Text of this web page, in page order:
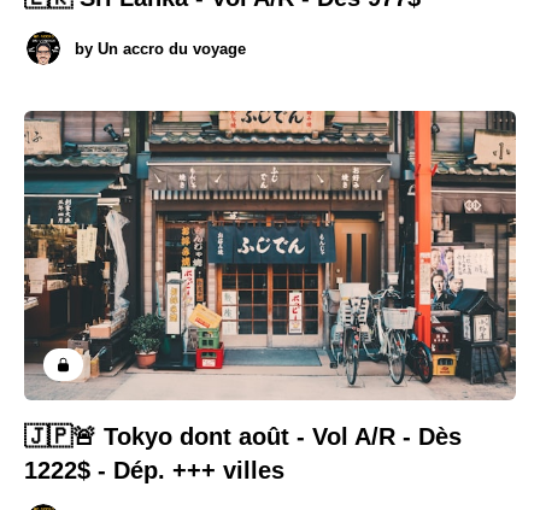
by Un accro du voyage
🇯🇵🚨 Tokyo dont août - Vol A/R - Dès
1222$ - Dép. +++ villes